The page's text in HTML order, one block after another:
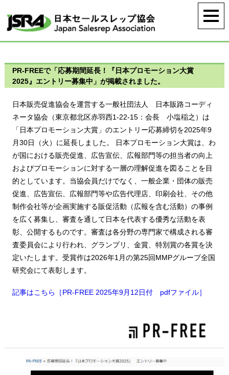
PR-FREEで「応募期間延長！『日本プロモーション大賞
2025』エントリー募集中」が掲載されました。
日本販売促進協会を運営する一般社団法人 日本販路コーディ
ネータ協会（東京都北区赤羽西1-22-15：会長 小塩稲之）は
「日本プロモーション大賞」のエントリー応募締切を2025年9
月30日（火）に延長しました。 日本プロモーション大賞は、わ
が国における販売促進、広告宣伝、広報部門等の担当者の向上
およびプロモーションに対する一層の理解促進を図ることを目
的としています。当協会員だけでなく、一般企業・団体の販売
促進、広告宣伝、広報部門等や広告代理店、印刷会社、その他
制作会社等が企画実施する販促活動（広報を含む活動）の事例
を広く募集し、審査を通して日本を代表する優秀な活動を表
彰、公開するものです。審査は各分野の専門家で構成される審
査委員会により行われ、グランプリ、金賞、特別賞の各賞を決
定いたします。受賞作は2026年1月の第25回MMPグループ全国
研究会にて表彰します。
記事はこちら［PR-FREE 2025年9月12日付 pdfファイル］